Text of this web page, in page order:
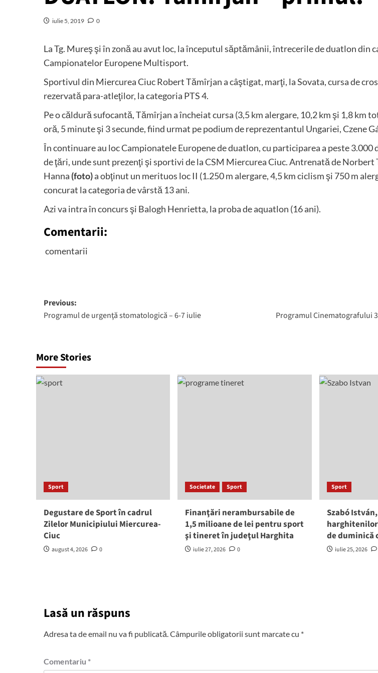
iulie 5, 2019 0
La Tg. Mureş şi în zonă au avut loc, la începutul săptămânii, întrecerile de duatlon din
Campionatelor Europene Multisport.
Sportivul din Miercurea Ciuc Robert Tămîrjan a câştigat, marţi, la Sovata, cursa de
rezervată para-atleţilor, la categoria PTS 4.
Pe o căldură sufocantă, Tămîrjan a încheiat cursa (3,5 km alergare, 10,2 km şi 1,8 km
oră, 5 minute şi 3 secunde, fiind urmat pe podium de reprezentantul Ungariei, Czene
În continuare au loc Campionatele Europene de duatlon, cu participarea a peste 3.000
de ţări, unde sunt prezenţi şi sportivi de la CSM Miercurea Ciuc. Antrenată de Norbert
Hanna (foto)a obţinut un merituos loc II (1.250 m alergare, 4,5 km ciclism şi 750 m
concurat la categoria de vârstă 13 ani.
Azi va intra în concurs şi Balogh Henrietta, la proba de aquatlon (16 ani).
Comentarii:
comentarii
Post
navigation
Previous:
Programul de urgenţă stomatologică – 6-7 iulie
Programul Cinematografului
More Stories
Sport
Degustare de Sport în cadrul
Zilelor Municipiului Miercurea-
Ciuc
august 4, 2026 0
Societate Sport
Finanţări nerambursabile de
1,5 milioane de lei pentru sport
şi tineret în judeţul Harghita
iulie 27, 2026 0
Sport
Szabó
de duminică
iulie 25, 2026
Lasă un răspuns
Adresa ta de email nu va fi publicată.Câmpurile obligatorii sunt marcate cu *
Comentariu *